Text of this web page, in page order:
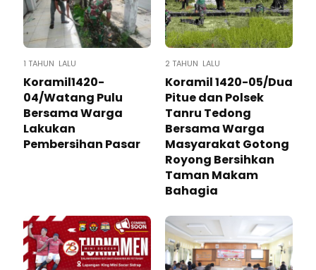
1 TAHUN LALU
Koramil1420-
04/Watang Pulu
Bersama Warga
Lakukan
Pembersihan Pasar
2 TAHUN LALU
Koramil 1420-05/Dua
Pitue dan Polsek
Tanru Tedong
Bersama Warga
Masyarakat Gotong
Royong Bersihkan
Taman Makam
Bahagia